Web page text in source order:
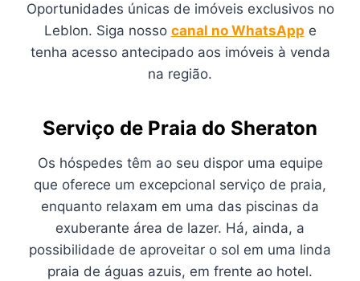
Oportunidades únicas de imóveis exclusivos no
Leblon. Siga nosso canal no WhatsApp e
tenha acesso antecipado aos imóveis à venda
na região.
Serviço de Praia do Sheraton
Os hóspedes têm ao seu dispor uma equipe
que oferece um excepcional serviço de praia,
enquanto relaxam em uma das piscinas da
exuberante área de lazer. Há, ainda, a
possibilidade de aproveitar o sol em uma linda
praia de águas azuis, em frente ao hotel.